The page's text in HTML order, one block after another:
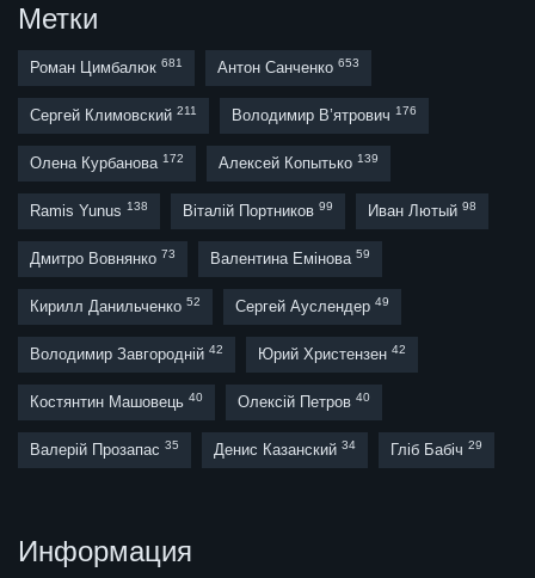
Метки
Роман Цимбалюк 681 Антон Санченко 653
Сергей Климовский 211 Володимир В’ятрович 176
Олена Курбанова 172 Алексей Копытько 139
Ramis Yunus 138 Віталій Портников 99 Иван Лютый 98
Дмитро Вовнянко 73 Валентина Емінова 59
Кирилл Данильченко 52 Сергей Ауслендер 49
Володимир Завгородній 42 Юрий Христензен 42
Костянтин Машовець 40 Олексій Петров 40
Валерій Прозапас 35 Денис Казанский 34 Гліб Бабіч 29
Информация